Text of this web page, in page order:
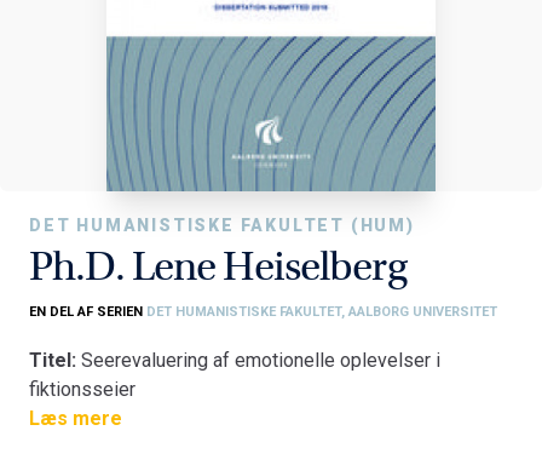
DET HUMANISTISKE FAKULTET (HUM)
Ph.D. Lene Heiselberg
EN DEL AF SERIEN DET HUMANISTISKE FAKULTET, AALBORG UNIVERSITET
Titel: Seerevaluering af emotionelle oplevelser i
fiktionsseier
Fakultet:Det Humanistiske Fakultet
Læs mere